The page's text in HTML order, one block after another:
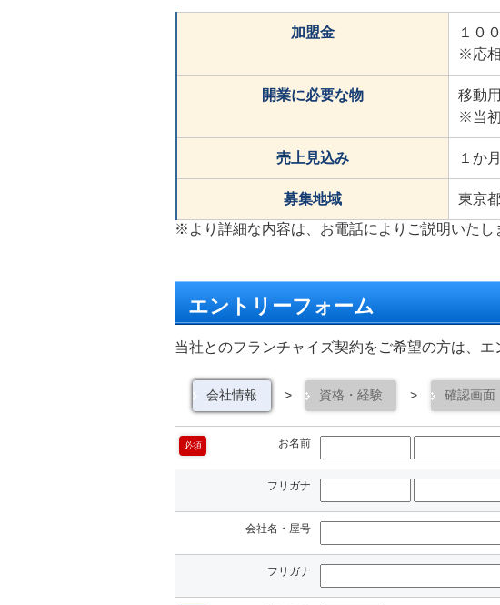
加盟金
１０
※応
開業に必要な物
移動
※当
売上見込み １か
募集地域
東京
※より詳細な内容は、お電話によりご説明いたし
エントリーフォーム
当社とのフランチャイズ契約をご希望の方は、
会社情報 > 資格・経験 > 確認画面
必須 お名前
フリガナ
会社名・屋号
フリガナ